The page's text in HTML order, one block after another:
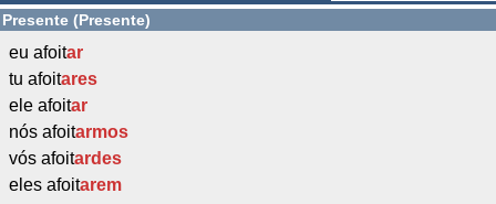
Presente (Presente)
eu afoitar
tu afoitares
ele afoitar
nós afoitarmos
vós afoitardes
eles afoitarem